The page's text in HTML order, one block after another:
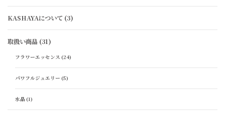
KASHAYAについて (3)
取扱い商品 (31)
フラワーエッセンス (24)
パワフルジュエリー (5)
水晶(1)